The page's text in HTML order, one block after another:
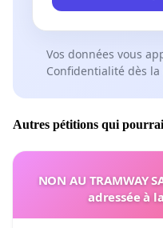
Vos données vous
Confidentialité dès
Autres pétitions qui
NON AU TRAMWAY
adressée à